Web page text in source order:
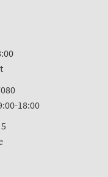
18:00